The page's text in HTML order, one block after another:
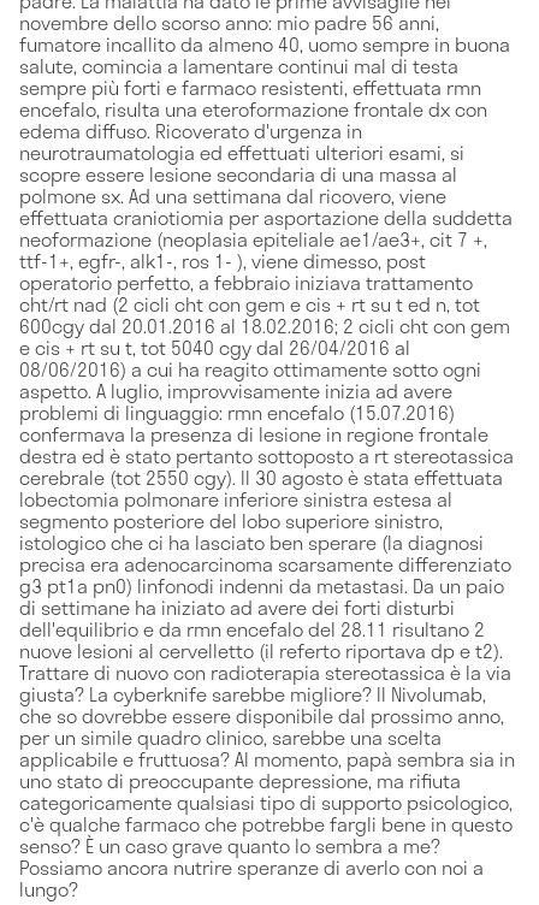
novembre dello scorso anno: mio padre 56 anni,
fumatore incallito da almeno 40, uomo sempre in buona
salute, comincia a lamentare continui mal di testa
sempre più forti e farmaco resistenti, effettuata rmn
encefalo, risulta una eteroformazione frontale dx con
edema diffuso. Ricoverato d'urgenza in
neurotraumatologia ed effettuati ulteriori esami, si
scopre essere lesione secondaria di una massa al
polmone sx. Ad una settimana dal ricovero, viene
effettuata craniotiomia per asportazione della suddetta
neoformazione (neoplasia epiteliale ae1/ae3+, cit 7 +,
ttf-1+, egfr-, alk1-, ros 1- ), viene dimesso, post
operatorio perfetto, a febbraio iniziava trattamento
cht/rt nad (2 cicli cht con gem e cis + rt su t ed n, tot
600cgy dal 20.01.2016 al 18.02.2016; 2 cicli cht con gem
e cis + rt su t, tot 5040 cgy dal 26/04/2016 al
08/06/2016) a cui ha reagito ottimamente sotto ogni
aspetto. A luglio, improvvisamente inizia ad avere
problemi di linguaggio: rmn encefalo (15.07.2016)
confermava la presenza di lesione in regione frontale
destra ed è stato pertanto sottoposto a rt stereotassica
cerebrale (tot 2550 cgy). Il 30 agosto è stata effettuata
lobectomia polmonare inferiore sinistra estesa al
segmento posteriore del lobo superiore sinistro,
istologico che ci ha lasciato ben sperare (la diagnosi
precisa era adenocarcinoma scarsamente differenziato
g3 pt1a pn0) linfonodi indenni da metastasi. Da un paio
di settimane ha iniziato ad avere dei forti disturbi
dell'equilibrio e da rmn encefalo del 28.11 risultano 2
nuove lesioni al cervelletto (il referto riportava dp e t2).
Trattare di nuovo con radioterapia stereotassica è la via
giusta? La cyberknife sarebbe migliore? Il Nivolumab,
che so dovrebbe essere disponibile dal prossimo anno,
per un simile quadro clinico, sarebbe una scelta
applicabile e fruttuosa? Al momento, papà sembra sia in
uno stato di preoccupante depressione, ma rifiuta
categoricamente qualsiasi tipo di supporto psicologico,
c'è qualche farmaco che potrebbe fargli bene in questo
senso? È un caso grave quanto lo sembra a me?
Possiamo ancora nutrire speranze di averlo con noi a
lungo?